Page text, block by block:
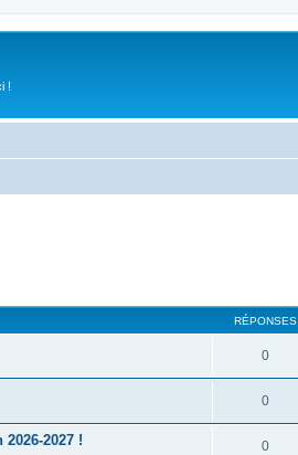
!
RÉPONSES
0
0
2027 ! 0